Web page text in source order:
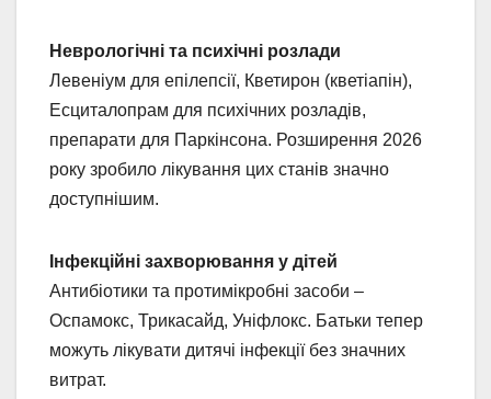
Неврологічні та психічні розлади
Левеніум для епілепсії, Кветирон (кветіапін),
Есциталопрам для психічних розладів,
препарати для Паркінсона. Розширення 2026
року зробило лікування цих станів значно
доступнішим.
Інфекційні захворювання у дітей
Антибіотики та протимікробні засоби –
Оспамокс, Трикасайд, Уніфлокс. Батьки тепер
можуть лікувати дитячі інфекції без значних
витрат.